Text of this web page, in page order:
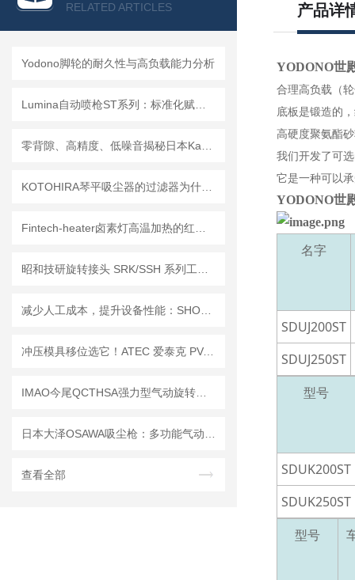
RELATED ARTICLES
Yodono脚轮的耐久性与高负载能力分析
冲压模具移位选它！ATEC 爱泰克 PV-CAM 系列凸轮销孔万向球
查看全部
产品详
YODONO世
合理高负载（
底板是锻造的
高硬度聚氨酯
我们开发了可
它是一种可以
YODONO世
名字
SDUJ200ST
SDUJ250ST
型号
SDUK200ST
SDUK250ST
型号